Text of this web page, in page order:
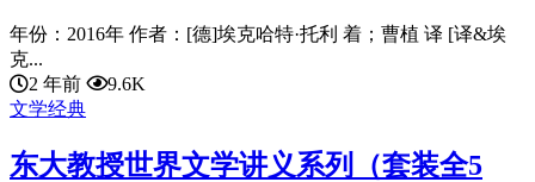
年份：2016年 作者：[德]埃克哈特·托利 着；曹植 译 [译&埃
克...
2 年前
9.6K
文学经典
东大教授世界文学讲义系列（套装全5